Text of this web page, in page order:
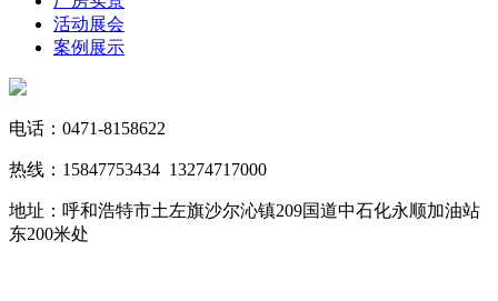
活动展会
案例展示
电话：0471-8158622
热线：15847753434 13274717000
地址：呼和浩特市土左旗沙尔沁镇209国道中石化永顺加油站
东200米处